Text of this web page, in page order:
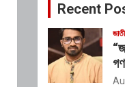
Recent